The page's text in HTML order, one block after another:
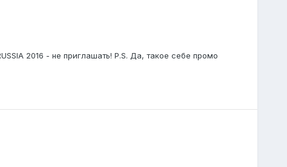
2016 - не приглашать! P.S. Да, такое себе промо